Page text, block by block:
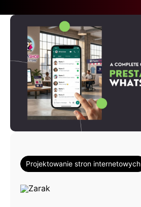
Projektowanie stron internetowych